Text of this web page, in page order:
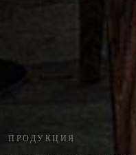
ПРОДУКЦИЯ